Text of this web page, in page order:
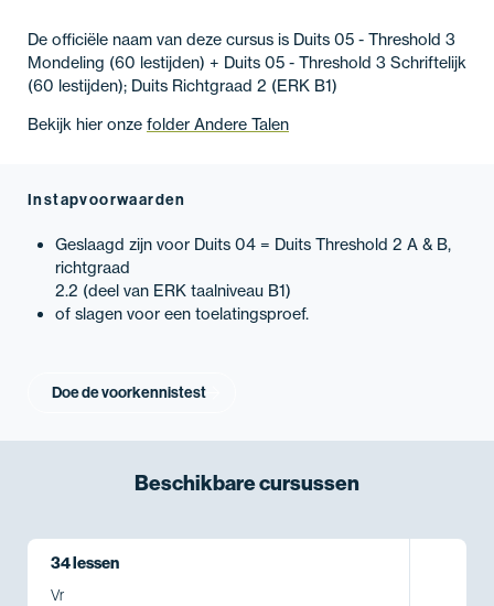
De officiële naam van deze cursus is Duits 05 - Threshold 3
Mondeling (60 lestijden) + Duits 05 - Threshold 3 Schriftelijk
(60 lestijden); Duits Richtgraad 2 (ERK B1)
Bekijk hier onze folder Andere Talen
Instapvoorwaarden
Geslaagd zijn voor Duits 04 = Duits Threshold 2 A & B,
richtgraad
2.2 (deel van ERK taalniveau B1)
of slagen voor een toelatingsproef.
Doe de voorkennistest
Beschikbarecursussen
34 lessen
Vr